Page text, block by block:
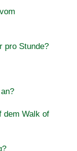
pro Stunde?
dem Walk of